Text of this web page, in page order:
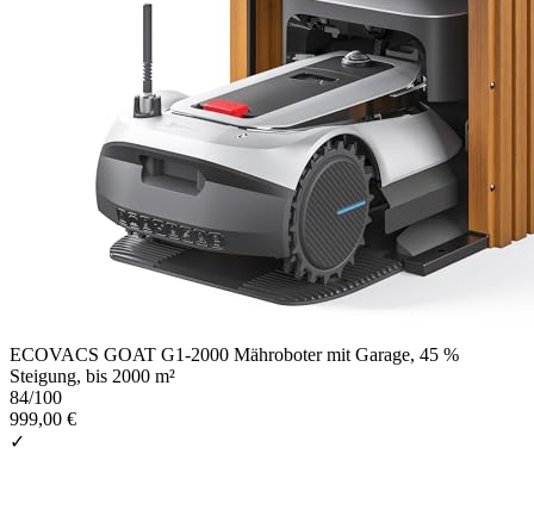
ECOVACS GOAT G1-2000 Mähroboter mit Garage, 45 %
Steigung, bis 2000 m²
84/100
999,00 €
✓